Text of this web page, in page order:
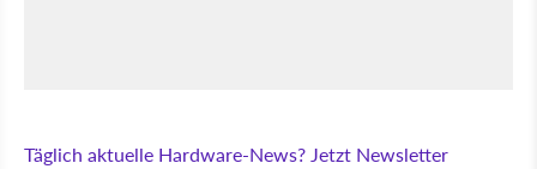
Täglich aktuelle Hardware-News? Jetzt Newsletter